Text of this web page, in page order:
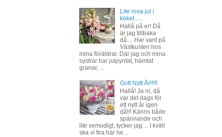
Lite rosa jul i
köket......
Hallå på er! Då
är jag tillbaka
då.... Har varit på
Västkusten hos
mina föräldrar. Där jag och mina
systrar har julpyntat, hämtat
granar, ...
Gott Nytt År!!!!!
Hallå! Ja ni, då
var det dags för
ett nytt år igen
då!!! Känns både
spännande och
lite vemodigt, tycker jag.... I kväll
ska vi fira här he...